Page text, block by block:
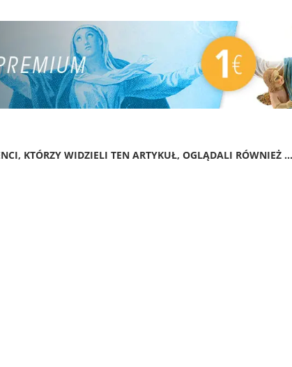
KTÓRZY WIDZIELI TEN ARTYKUŁ, OGLĄDALI RÓWNIEŻ ...